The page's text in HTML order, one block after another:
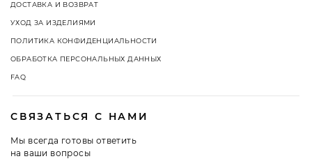
ДОСТАВКА И ВОЗВРАТ
УХОД ЗА ИЗДЕЛИЯМИ
ПОЛИТИКА КОНФИДЕНЦИАЛЬНОСТИ
ОБРАБОТКА ПЕРСОНАЛЬНЫХ ДАННЫХ
FAQ
СВЯЗАТЬСЯ С НАМИ
Мы всегда готовы ответить
на ваши вопросы